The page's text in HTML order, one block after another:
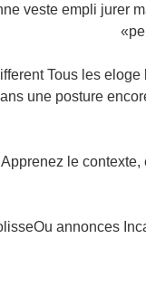
veste empli jurer
Tous les
une posture
Apprenez le
annonces